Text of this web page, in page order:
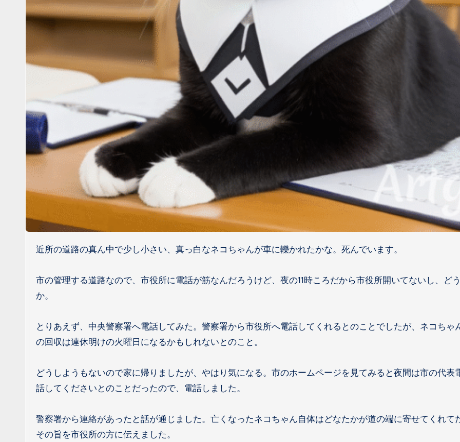
近所の道路の真ん中で少し小さい、真っ白なネコちゃんが車に轢かれたかな。死んでいます。
市の管理する道路なので、市役所に電話が筋なんだろうけど、夜の11時ころだから市役所開いてないし、ど
か。
とりあえず、中央警察署へ電話してみた。警察署から市役所へ電話してくれるとのことでしたが、ネコちゃ
の回収は連休明けの火曜日になるかもしれないとのこと。
どうしようもないので家に帰りましたが、やはり気になる。市のホームページを見てみると夜間は市の代表
話してくださいとのことだったので、電話しました。
警察署から連絡があったと話が通じました。亡くなったネコちゃん自体はどなたかが道の端に寄せてくれて
その旨を市役所の方に伝えました。